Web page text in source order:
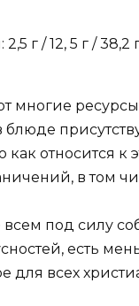
г / 12, 5 г / 38,2
многие
как относится
в том
под силу
есть
для всех